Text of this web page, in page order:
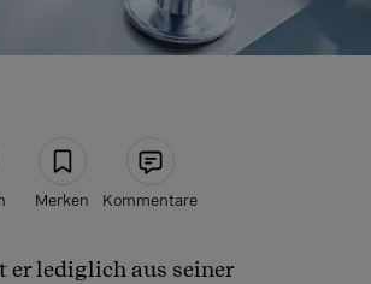
Merken Kommentare
teilen
er lediglich aus seiner